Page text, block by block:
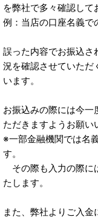
を弊社で多々確認して
例：当店の口座名義で
誤った内容でお振込さ
況を確認させていただ
います。
お振込みの際には今一
ただきますようお願い
※一部金融機関では名
す。
その際も入力の際に
たします。
また、弊社よりご入